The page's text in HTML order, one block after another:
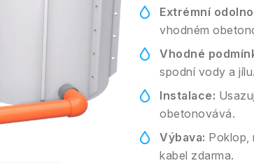
Extrémní
vhodném
Vhodné
spodní vody a jílu.
Instalace:
obetonovává.
Výbava: Poklop,
kabel zdarma.